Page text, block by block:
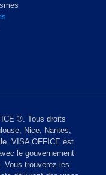
®. Tous droits
Nice, Nantes,
VISA OFFICE est
le gouvernement
Vous trouverez les